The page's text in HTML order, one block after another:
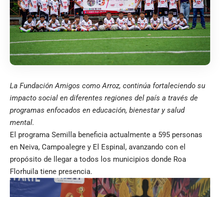
La Fundación Amigos como Arroz, continúa fortaleciendo su
impacto social en diferentes regiones del país a través de
programas enfocados en educación, bienestar y salud
mental.
El programa Semilla beneficia actualmente a 595 personas
en Neiva, Campoalegre y El Espinal, avanzando con el
propósito de llegar a todos los municipios donde Roa
Florhuila tiene presencia.